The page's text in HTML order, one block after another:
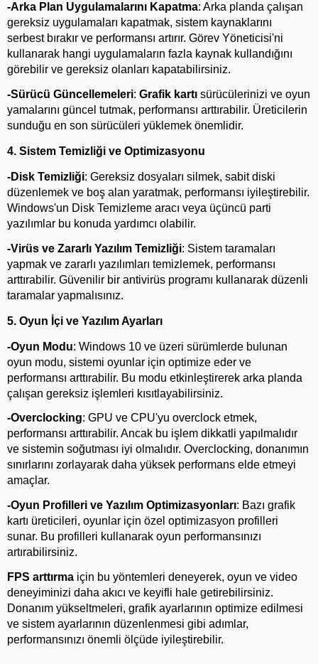
-Arka Plan Uygulamalarını Kapatma: Arka planda çalışan
gereksiz uygulamaları kapatmak, sistem kaynaklarını
serbest bırakır ve performansı artırır. Görev Yöneticisi'ni
kullanarak hangi uygulamaların fazla kaynak kullandığını
görebilir ve gereksiz olanları kapatabilirsiniz.
-Sürücü Güncellemeleri: Grafik kartı sürücülerinizi ve oyun
yamalarını güncel tutmak, performansı arttırabilir. Üreticilerin
sunduğu en son sürücüleri yüklemek önemlidir.
4. Sistem Temizliği ve Optimizasyonu
-Disk Temizliği: Gereksiz dosyaları silmek, sabit diski
düzenlemek ve boş alan yaratmak, performansı iyileştirebilir.
Windows'un Disk Temizleme aracı veya üçüncü parti
yazılımlar bu konuda yardımcı olabilir.
-Virüs ve Zararlı Yazılım Temizliği: Sistem taramaları
yapmak ve zararlı yazılımları temizlemek, performansı
arttırabilir. Güvenilir bir antivirüs programı kullanarak düzenli
taramalar yapmalısınız.
5. Oyun İçi ve Yazılım Ayarları
-Oyun Modu: Windows 10 ve üzeri sürümlerde bulunan
oyun modu, sistemi oyunlar için optimize eder ve
performansı arttırabilir. Bu modu etkinleştirerek arka planda
çalışan gereksiz işlemleri kısıtlayabilirsiniz.
-Overclocking: GPU ve CPU'yu overclock etmek,
performansı arttırabilir. Ancak bu işlem dikkatli yapılmalıdır
ve sistemin soğutması iyi olmalıdır. Overclocking, donanımın
sınırlarını zorlayarak daha yüksek performans elde etmeyi
amaçlar.
-Oyun Profilleri ve Yazılım Optimizasyonları: Bazı grafik
kartı üreticileri, oyunlar için özel optimizasyon profilleri
sunar. Bu profilleri kullanarak oyun performansınızı
artırabilirsiniz.
FPS arttırma için bu yöntemleri deneyerek, oyun ve video
deneyiminizi daha akıcı ve keyifli hale getirebilirsiniz.
Donanım yükseltmeleri, grafik ayarlarının optimize edilmesi
ve sistem ayarlarının düzenlenmesi gibi adımlar,
performansınızı önemli ölçüde iyileştirebilir.